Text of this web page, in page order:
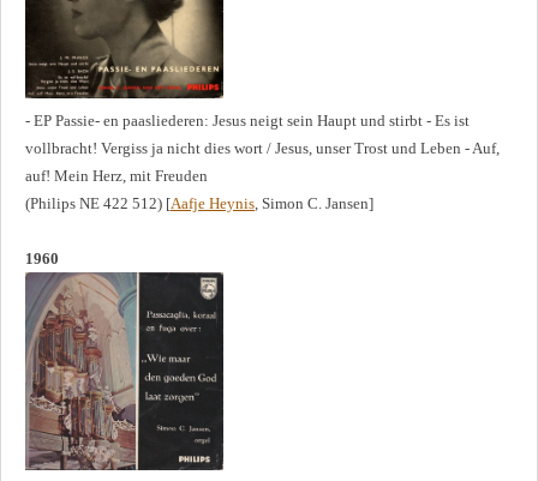
- EP Passie- en paasliederen: Jesus neigt sein Haupt und stirbt - Es ist
vollbracht! Vergiss ja nicht dies wort / Jesus, unser Trost und Leben - Auf,
auf! Mein Herz, mit Freuden
(Philips NE 422 512) [Aafje Heynis , Simon C. Jansen]
1960